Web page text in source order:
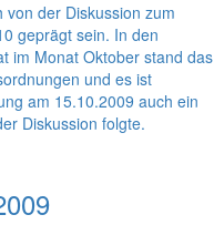
der Diskussion zum
geprägt sein. In den
im Monat Oktober stand das
und es ist
am 15.10.2009 auch ein
Diskussion folgte.